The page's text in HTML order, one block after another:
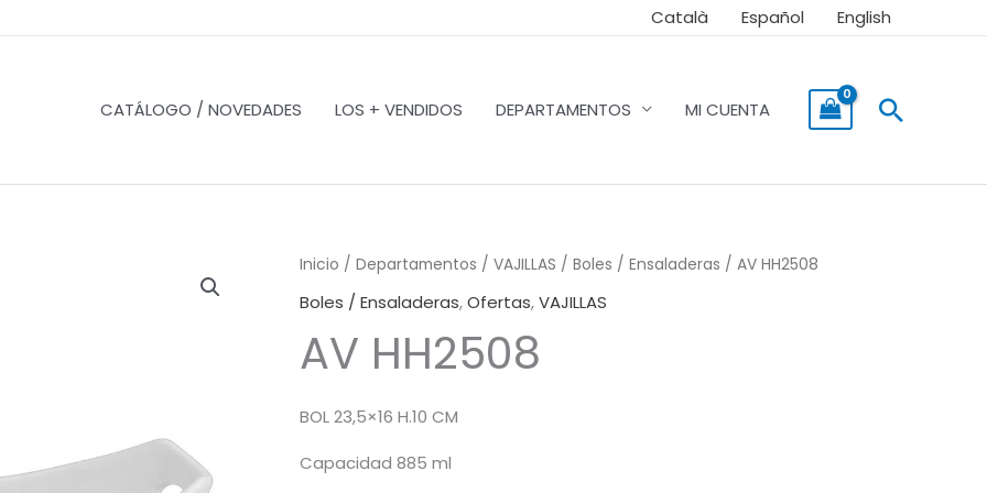
Català Español English
CATÁLOGO / NOVEDADES LOS + VENDIDOS DEPARTAMENTOS MI CUENTA Buscar
Inicio / Departamentos / VAJILLAS / Boles / Ensaladeras / AV HH2508
Boles / Ensaladeras,Ofertas,VAJILLAS
AV HH2508
BOL 23,5×16 H.10 CM
Capacidad 885 ml